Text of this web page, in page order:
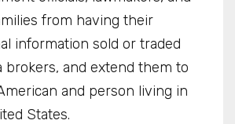
from having their
information sold or traded
brokers, and extend them to
and person living in
States.